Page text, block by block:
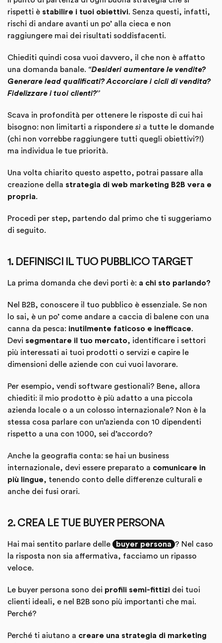
rispetti è stabilire i tuoi obiettivi. Senza questi, infatti,
rischi di andare avanti un po’ alla cieca e non
raggiungere mai dei risultati soddisfacenti.
Chiediti quindi cosa vuoi davvero, il che non è affatto
una domanda banale. “Desideri aumentare le vendite?
Generare lead qualificati? Accorciare i cicli di vendita?
Fidelizzare i tuoi clienti?”
Scava in profondità per ottenere le risposte di cui hai
bisogno: non limitarti a rispondere sì a tutte le domande
(chi non vorrebbe raggiungere tutti quegli obiettivi?!)
ma individua le tue priorità.
Una volta chiarito questo aspetto, potrai passare alla
creazione della strategia di web marketing B2B vera e
propria.
Procedi per step, partendo dal primo che ti suggeriamo
di seguito.
1. DEFINISCI IL TUO PUBBLICO TARGET
La prima domanda che devi porti è: a chi sto parlando?
Nel B2B, conoscere il tuo pubblico è essenziale. Se non
lo sai, è un po’ come andare a caccia di balene con una
canna da pesca: inutilmente faticoso e inefficace.
Devi segmentare il tuo mercato, identificare i settori
più interessati ai tuoi prodotti o servizi e capire le
dimensioni delle aziende con cui vuoi lavorare.
Per esempio, vendi software gestionali? Bene, allora
chiediti: il mio prodotto è più adatto a una piccola
azienda locale o a un colosso internazionale? Non è la
stessa cosa parlare con un’azienda con 10 dipendenti
rispetto a una con 1000, sei d’accordo?
Anche la geografia conta: se hai un business
internazionale, devi essere preparato a comunicare in
più lingue, tenendo conto delle differenze culturali e
anche dei fusi orari.
2. CREA LE TUE BUYER PERSONA
Hai mai sentito parlare delle buyer persona ? Nel caso
la risposta non sia affermativa, facciamo un ripasso
veloce.
Le buyer persona sono dei profili semi-fittizi dei tuoi
clienti ideali, e nel B2B sono più importanti che mai.
Perché?
Perché ti aiutano a creare una strategia di marketing